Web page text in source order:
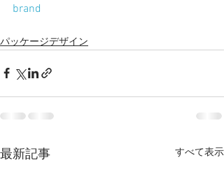
brand
パッケージデザイン
最新記事 すべて表示